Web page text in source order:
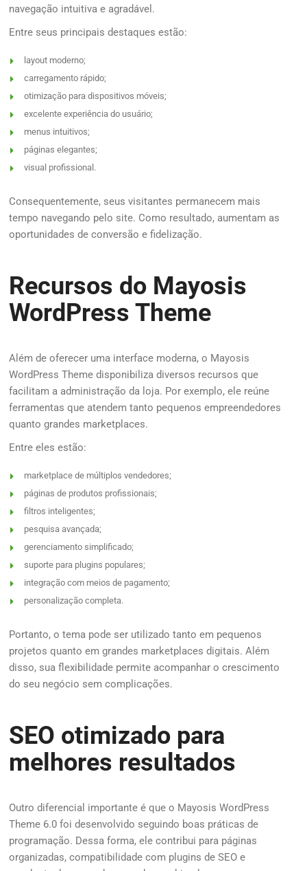
navegação intuitiva e agradável.
Entre seus principais destaques estão:
layout moderno;
carregamento rápido;
otimização para dispositivos móveis;
excelente experiência do usuário;
menus intuitivos;
páginas elegantes;
visual profissional.
Consequentemente, seus visitantes permanecem mais
tempo navegando pelo site. Como resultado, aumentam as
oportunidades de conversão e fidelização.
Recursos do Mayosis
WordPress Theme
Além de oferecer uma interface moderna, o Mayosis
WordPress Theme disponibiliza diversos recursos que
facilitam a administração da loja. Por exemplo, ele reúne
ferramentas que atendem tanto pequenos empreendedores
quanto grandes marketplaces.
Entre eles estão:
marketplace de múltiplos vendedores;
páginas de produtos profissionais;
filtros inteligentes;
pesquisa avançada;
gerenciamento simplificado;
suporte para plugins populares;
integração com meios de pagamento;
personalização completa.
Portanto, o tema pode ser utilizado tanto em pequenos
projetos quanto em grandes marketplaces digitais. Além
disso, sua flexibilidade permite acompanhar o crescimento
do seu negócio sem complicações.
SEO otimizado para
melhores resultados
Outro diferencial importante é que o Mayosis WordPress
Theme 6.0 foi desenvolvido seguindo boas práticas de
programação. Dessa forma, ele contribui para páginas
organizadas, compatibilidade com plugins de SEO e